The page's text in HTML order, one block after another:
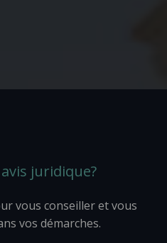
juridique?
vous conseiller et vous
vos démarches.